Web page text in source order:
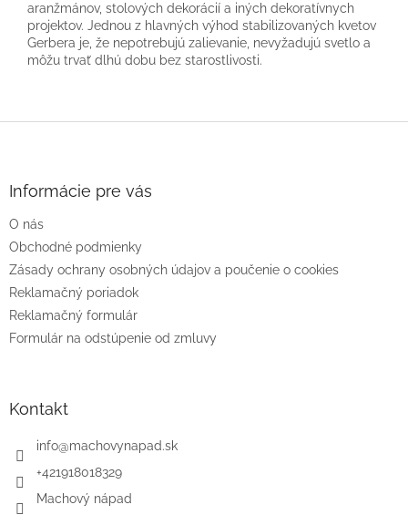
aranžmánov, stolových dekorácií a iných dekoratívnych
projektov. Jednou z hlavných výhod stabilizovaných kvetov
Gerbera je, že nepotrebujú zalievanie, nevyžadujú svetlo a
môžu trvať dlhú dobu bez starostlivosti.
e
Informácie pre vás
O nás
Obchodné podmienky
Zásady ochrany osobných údajov a poučenie o cookies
Reklamačný poriadok
Reklamačný formulár
Formulár na odstúpenie od zmluvy
Kontakt
info@machovynapad.sk
+421918018329
Machový nápad